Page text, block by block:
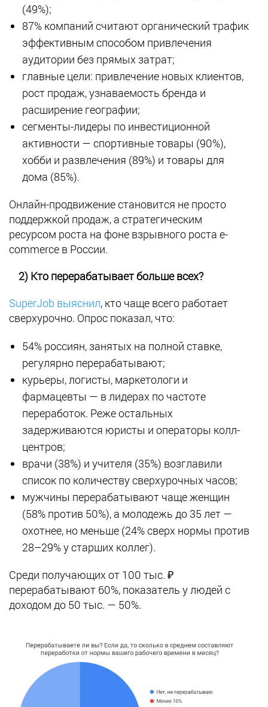
(49%);
87% компаний считают органический трафик
эффективным способом привлечения
аудитории без прямых затрат;
главные цели: привлечение новых клиентов,
рост продаж, узнаваемость бренда и
расширение географии;
сегменты-лидеры по инвестиционной
активности — спортивные товары (90%),
хобби и развлечения (89%) и товары для
дома (85%).
Онлайн-продвижение становится не просто
поддержкой продаж, а стратегическим
ресурсом роста на фоне взрывного роста e-
commerce в России.
2) Кто перерабатывает больше всех?
SuperJob выяснил, кто чаще всего работает
сверхурочно. Опрос показал, что:
54% россиян, занятых на полной ставке,
регулярно перерабатывают;
курьеры, логисты, маркетологи и
фармацевты — в лидерах по частоте
переработок. Реже остальных
задерживаются юристы и операторы колл-
центров;
врачи (38%) и учителя (35%) возглавили
список по количеству сверхурочных часов;
мужчины перерабатывают чаще женщин
(58% против 50%), а молодежь до 35 лет —
охотнее, но меньше (24% сверх нормы против
28–29% у старших коллег).
Среди получающих от 100 тыс. ₽
перерабатывают 60%, показатель у людей с
доходом до 50 тыс. — 50%.